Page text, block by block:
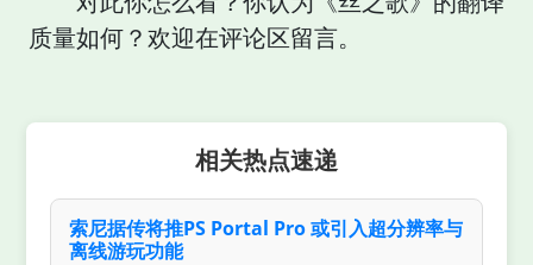
质量如何？欢迎在评论区留言。
相关热点速递
索尼据传将推PS Portal Pro 或引入超分辨率与
离线游玩功能